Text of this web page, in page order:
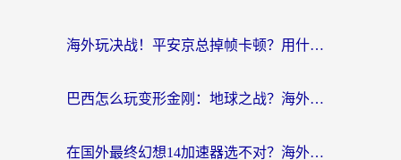
海外玩决战！平安京总掉帧卡顿？用什么加速器比较好？实测指南来了
巴西怎么玩变形金刚：地球之战？海外玩家国服游戏加速终极指南（附新诛仙延迟密室逃脱18解决办法）
在国外最终幻想14加速器选不对？海外玩家的国服游戏加速避坑指南